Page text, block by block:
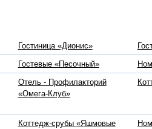
Гостиница «Дионис»
Гостевые «Песочный»
Отель - Профилакторий
«Омега-Клуб»
Коттедж-срубы «Яшмовые